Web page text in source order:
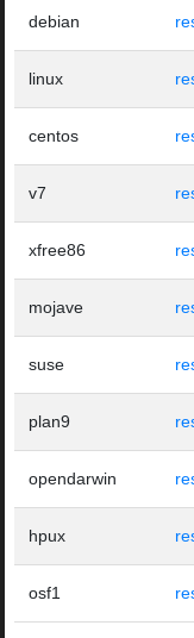
debian
linux
centos
v7
xfree86
mojave
suse
plan9
opendarwin
hpux
osf1